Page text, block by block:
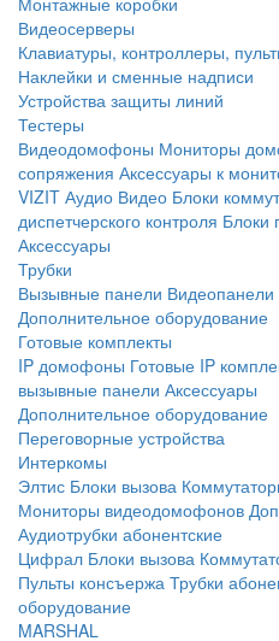
Видеосерверы
Клавиатуры, контроллеры,
Наклейки и сменные надписи
Устройства защиты линий
Тестеры
Видеодомофоны Мониторы
сопряжения Аксессуары к
VIZIT Аудио Видео Блоки
диспетчерского контроля Блоки
Аксессуары
Трубки
Вызывные панели Видеопанели
Дополнительное оборудование
Готовые комплекты
IP домофоны Готовые IP
вызывные панели Аксессуары
Дополнительное оборудование
Переговорные устройства
Интеркомы
Элтис Блоки вызова
Мониторы видеодомофонов
Аудиотрубки абонентские
Цифрал Блоки вызова
Пульты консъержа Трубки
оборудование
MARSHAL